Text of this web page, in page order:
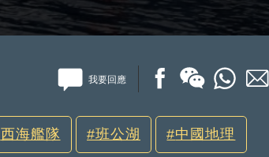
我要回應
西海艦隊 班公湖 中國地理